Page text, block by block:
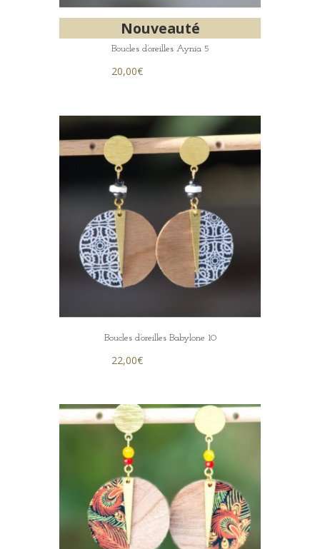
Nouveauté
Boucles d’oreilles Aynia 5
20,00€
Boucles d’oreilles Babylone 10
22,00€